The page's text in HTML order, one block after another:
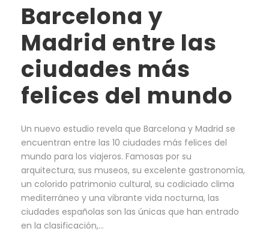
Barcelona y
Madrid entre las
ciudades más
felices del mundo
Un nuevo estudio revela que Barcelona y Madrid se
encuentran entre las 10 ciudades más felices del
mundo para los viajeros. Famosas por su
arquitectura, sus museos, su excelente gastronomía,
un colorido patrimonio cultural, su codiciado clima
mediterráneo y una vibrante vida nocturna, las
ciudades españolas son las únicas que han entrado
en la clasificación,...